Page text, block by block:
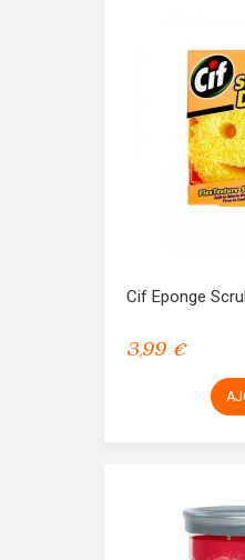
Cif Eponge
3,99 €